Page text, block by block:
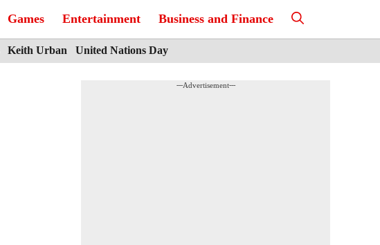
Games Entertainment Business and Finance
Keith Urban United Nations Day
---Advertisement---